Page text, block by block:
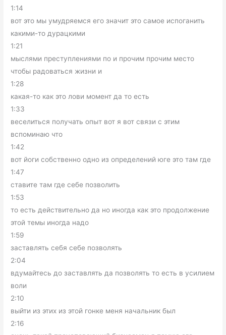
1:14
вот это мы умудряемся его значит это самое испоганить
какими-то дурацкими
1:21
мыслями преступлениями по и прочим прочим место
чтобы радоваться жизни и
1:28
какая-то как это лови момент да то есть
1:33
веселиться получать опыт вот я вот связи с этим
вспоминаю что
1:42
вот йоги собственно одно из определений юге это там где
1:47
ставите там где себе позволить
1:53
то есть действительно да но иногда как это продолжение
этой темы иногда надо
1:59
заставлять себя себе позволять
2:04
вдумайтесь до заставлять да позволять то есть в усилием
воли
2:10
выйти из этих из этой гонке меня начальник был
2:16